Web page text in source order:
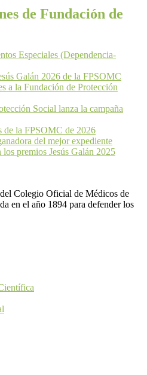
de Fundación de
Especiales (Dependencia-
Galán 2026 de la FPSOMC
a la Fundación de Protección
Social lanza la campaña
de la FPSOMC de 2026
del mejor expediente
premios Jesús Galán 2025
Colegio Oficial de Médicos de
en el año 1894 para defender los